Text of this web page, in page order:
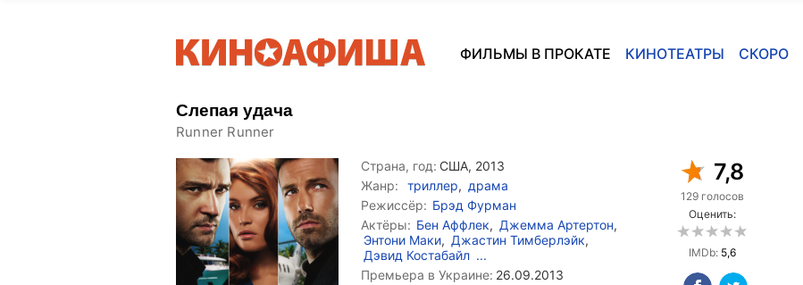
ФИЛЬМЫ В ПРОКАТЕ КИНОТЕАТРЫ СКОРО
Слепая удача
Runner Runner
Страна, год: США, 2013
Жанр:
триллер, драма
Режиссёр: Брэд Фурман
Актёры: Бен Аффлек, Джемма Артертон,
Энтони Маки, Джастин Тимберлэйк,
Дэвид Костабайл ...
Премьера в Украине: 26.09.2013
7,8
129 голосов
Оценить:
IMDb: 5,6